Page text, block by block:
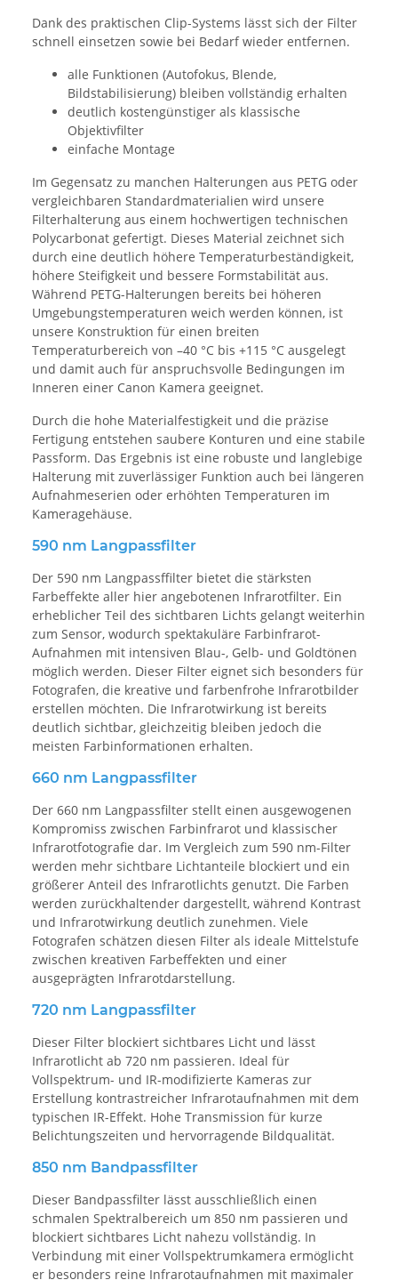
Dank des praktischen Clip-Systems lässt sich der Filter
schnell einsetzen sowie bei Bedarf wieder entfernen.
alle Funktionen (Autofokus, Blende,
Bildstabilisierung) bleiben vollständig erhalten
deutlich kostengünstiger als klassische
Objektivfilter
einfache Montage
Im Gegensatz zu manchen Halterungen aus PETG oder
vergleichbaren Standardmaterialien wird unsere
Filterhalterung aus einem hochwertigen technischen
Polycarbonat gefertigt. Dieses Material zeichnet sich
durch eine deutlich höhere Temperaturbeständigkeit,
höhere Steifigkeit und bessere Formstabilität aus.
Während PETG-Halterungen bereits bei höheren
Umgebungstemperaturen weich werden können, ist
unsere Konstruktion für einen breiten
Temperaturbereich von –40 °C bis +115 °C ausgelegt
und damit auch für anspruchsvolle Bedingungen im
Inneren einer Canon Kamera geeignet.
Durch die hohe Materialfestigkeit und die präzise
Fertigung entstehen saubere Konturen und eine stabile
Passform. Das Ergebnis ist eine robuste und langlebige
Halterung mit zuverlässiger Funktion auch bei längeren
Aufnahmeserien oder erhöhten Temperaturen im
Kameragehäuse.
590 nm Langpassfilter
Der 590 nm Langpassffilter bietet die stärksten
Farbeffekte aller hier angebotenen Infrarotfilter. Ein
erheblicher Teil des sichtbaren Lichts gelangt weiterhin
zum Sensor, wodurch spektakuläre Farbinfrarot-
Aufnahmen mit intensiven Blau-, Gelb- und Goldtönen
möglich werden. Dieser Filter eignet sich besonders für
Fotografen, die kreative und farbenfrohe Infrarotbilder
erstellen möchten. Die Infrarotwirkung ist bereits
deutlich sichtbar, gleichzeitig bleiben jedoch die
meisten Farbinformationen erhalten.
660 nm Langpassfilter
Der 660 nm Langpassfilter stellt einen ausgewogenen
Kompromiss zwischen Farbinfrarot und klassischer
Infrarotfotografie dar. Im Vergleich zum 590 nm-Filter
werden mehr sichtbare Lichtanteile blockiert und ein
größerer Anteil des Infrarotlichts genutzt. Die Farben
werden zurückhaltender dargestellt, während Kontrast
und Infrarotwirkung deutlich zunehmen. Viele
Fotografen schätzen diesen Filter als ideale Mittelstufe
zwischen kreativen Farbeffekten und einer
ausgeprägten Infrarotdarstellung.
720 nm Langpassfilter
Dieser Filter blockiert sichtbares Licht und lässt
Infrarotlicht ab 720 nm passieren. Ideal für
Vollspektrum- und IR-modifizierte Kameras zur
Erstellung kontrastreicher Infrarotaufnahmen mit dem
typischen IR-Effekt. Hohe Transmission für kurze
Belichtungszeiten und hervorragende Bildqualität.
850 nm Bandpassfilter
Dieser Bandpassfilter lässt ausschließlich einen
schmalen Spektralbereich um 850 nm passieren und
blockiert sichtbares Licht nahezu vollständig. In
Verbindung mit einer Vollspektrumkamera ermöglicht
er besonders reine Infrarotaufnahmen mit maximaler